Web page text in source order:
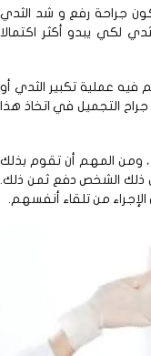
جراحة رفع و شد الثدي
يبدو أكثر اكتمالا
عملية تكبير الثدي أو
في اتخاذ هذا
المهم أن تقوم بذلك
الشخص دفع ثمن ذلك.
من تلقاء أنفسهم.